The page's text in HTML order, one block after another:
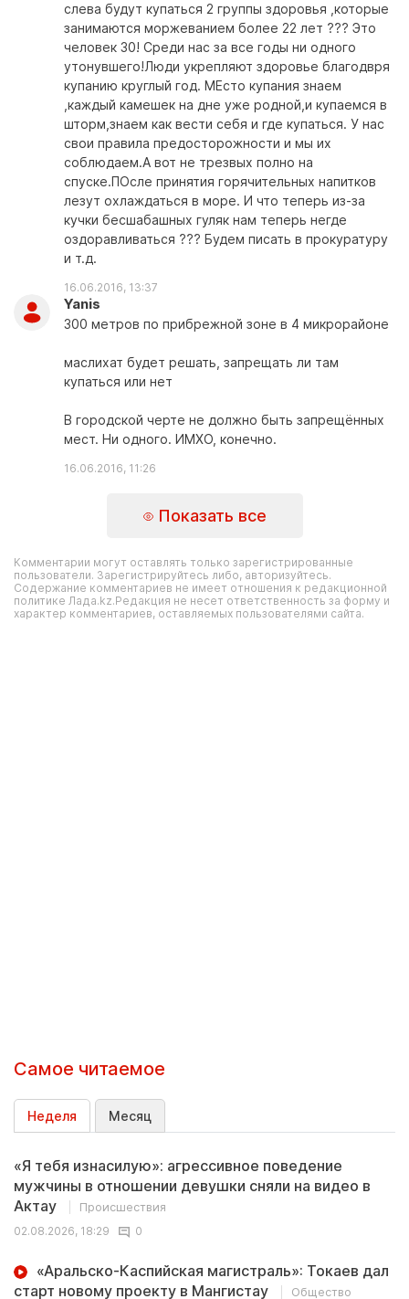
слева будут купаться 2 группы здоровья ,которые
занимаются моржеванием более 22 лет ??? Это
человек 30! Среди нас за все годы ни одного
утонувшего!Люди укрепляют здоровье благодвря
купанию круглый год. МЕсто купания знаем
,каждый камешек на дне уже родной,и купаемся в
шторм,знаем как вести себя и где купаться. У нас
свои правила предосторожности и мы их
соблюдаем.А вот не трезвых полно на
спуске.ПОсле принятия горячительных напитков
лезут охлаждаться в море. И что теперь из-за
кучки бесшабашных гуляк нам теперь негде
оздоравливаться ??? Будем писать в прокуратуру
и т.д.
16.06.2016, 13:37
Yanis
300 метров по прибрежной зоне в 4 микрорайоне
маслихат будет решать, запрещать ли там
купаться или нет
В городской черте не должно быть запрещённых
мест. Ни одного. ИМХО, конечно.
16.06.2016, 11:26
Показать все
Комментарии могут оставлять только зарегистрированные
пользователи. Зарегистрируйтесь либо, авторизуйтесь.
Содержание комментариев не имеет отношения к редакционной
политике Лада.kz.Редакция не несет ответственность за форму и
характер комментариев, оставляемых пользователями сайта.
Самое читаемое
Неделя Месяц
«Я тебя изнасилую»: агрессивное поведение
мужчины в отношении девушки сняли на видео в
Актау
Происшествия
02.08.2026, 18:29
0
«Аральско-Каспийская магистраль»: Токаев дал
старт новому проекту в Мангистау
Общество